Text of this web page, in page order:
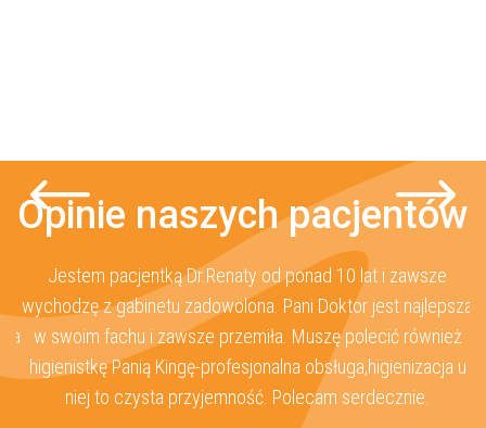
Opinie naszych pacjentów
Jestem pacjentką Dr.Renaty od ponad 10 lat i zawsze
wychodzę z gabinetu zadowolona. Pani Doktor jest najlepsza
w swoim fachu i zawsze przemiła. Muszę polecić również
higienistkę Panią Kingę-profesjonalna obsługa,higienizacja u
niej to czysta przyjemność. Polecam serdecznie.